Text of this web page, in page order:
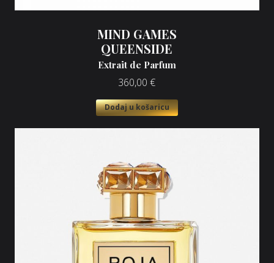
MIND GAMES
QUEENSIDE
Extrait de Parfum
360,00 €
Dodaj u košaricu